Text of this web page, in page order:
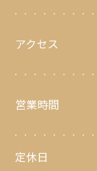
アクセス
営業時間
定休日